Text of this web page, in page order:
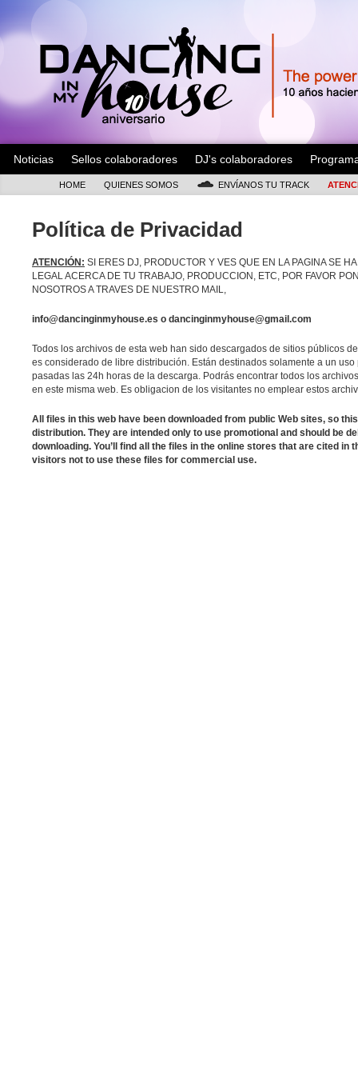
Noticias Sellos colaboradores DJ's colaboradores
HOME QUIENES SOMOS ENVÍANOS TU TRACK
Política de Privacidad
ATENCIÓN: SI ERES DJ, PRODUCTOR Y VES QUE EN LA PAGINA SE
LEGAL ACERCA DE TU TRABAJO, PRODUCCION, ETC, POR FAVOR
NOSOTROS A TRAVES DE NUESTRO MAIL,
info@dancinginmyhouse.es o dancinginmyhouse@gmail.com
Todos los archivos de esta web han sido descargados de sitios públicos
es considerado de libre distribución. Están destinados solamente a un
pasadas las 24h horas de la descarga. Podrás encontrar todos los
en este misma web. Es obligacion de los visitantes no emplear estos
All files in this web have been downloaded from public Web sites, so
distribution. They are intended only to use promotional and should be
downloading. You’ll find all the files in the online stores that are cited in
visitors not to use these files for commercial use.